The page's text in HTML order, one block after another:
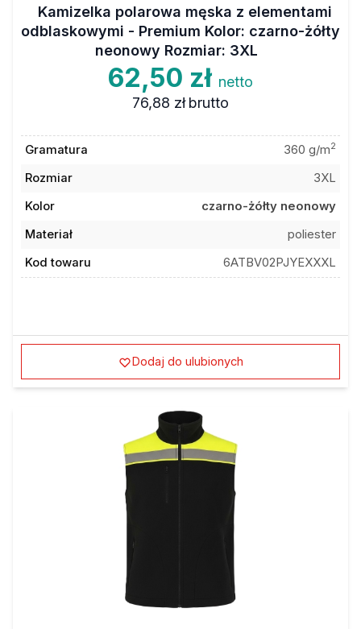
Kamizelka polarowa męska z elementami
odblaskowymi - Premium Kolor: czarno-żółty
neonowy Rozmiar: 3XL
62,50 zł netto
76,88 zł brutto
Gramatura 360 g/m2
Rozmiar
3XL
Kolor
czarno-żółty neonowy
Materiał
poliester
Kod towaru
6ATBV02PJYEXXXL
Dodaj do ulubionych